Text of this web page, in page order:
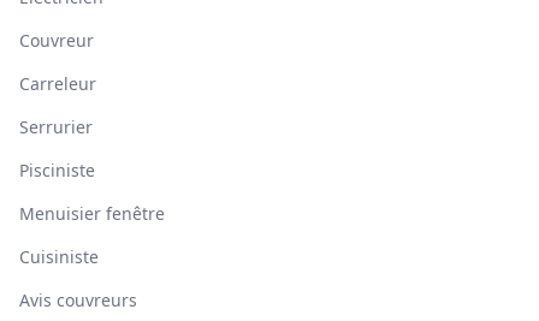
Couvreur
Carreleur
Serrurier
Pisciniste
Menuisier fenêtre
Cuisiniste
Avis couvreurs